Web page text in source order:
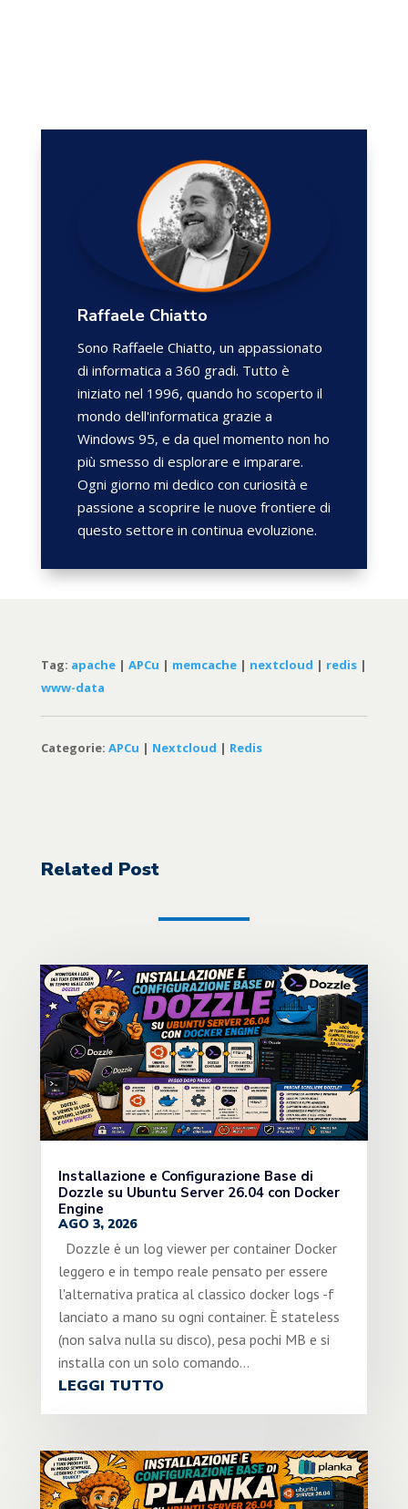
Raffaele Chiatto
Sono Raffaele Chiatto, un appassionato
di informatica a 360 gradi. Tutto è
iniziato nel 1996, quando ho scoperto il
mondo dell'informatica grazie a
Windows 95, e da quel momento non ho
più smesso di esplorare e imparare.
Ogni giorno mi dedico con curiosità e
passione a scoprire le nuove frontiere di
questo settore in continua evoluzione.
Tag: apache| APCu | memcache| nextcloud | redis|
www-data
Categorie: APCu | Nextcloud | Redis
Related Post
Installazione e Configurazione Base di
Dozzle su Ubuntu Server 26.04 con Docker
Engine
AGO 3, 2026
Dozzle è un log viewer per container Docker
leggero e in tempo reale pensato per essere
l'alternativa pratica al classico docker logs -f
lanciato a mano su ogni container. È stateless
(non salva nulla su disco), pesa pochi MB e si
installa con un solo comando...
LEGGI TUTTO